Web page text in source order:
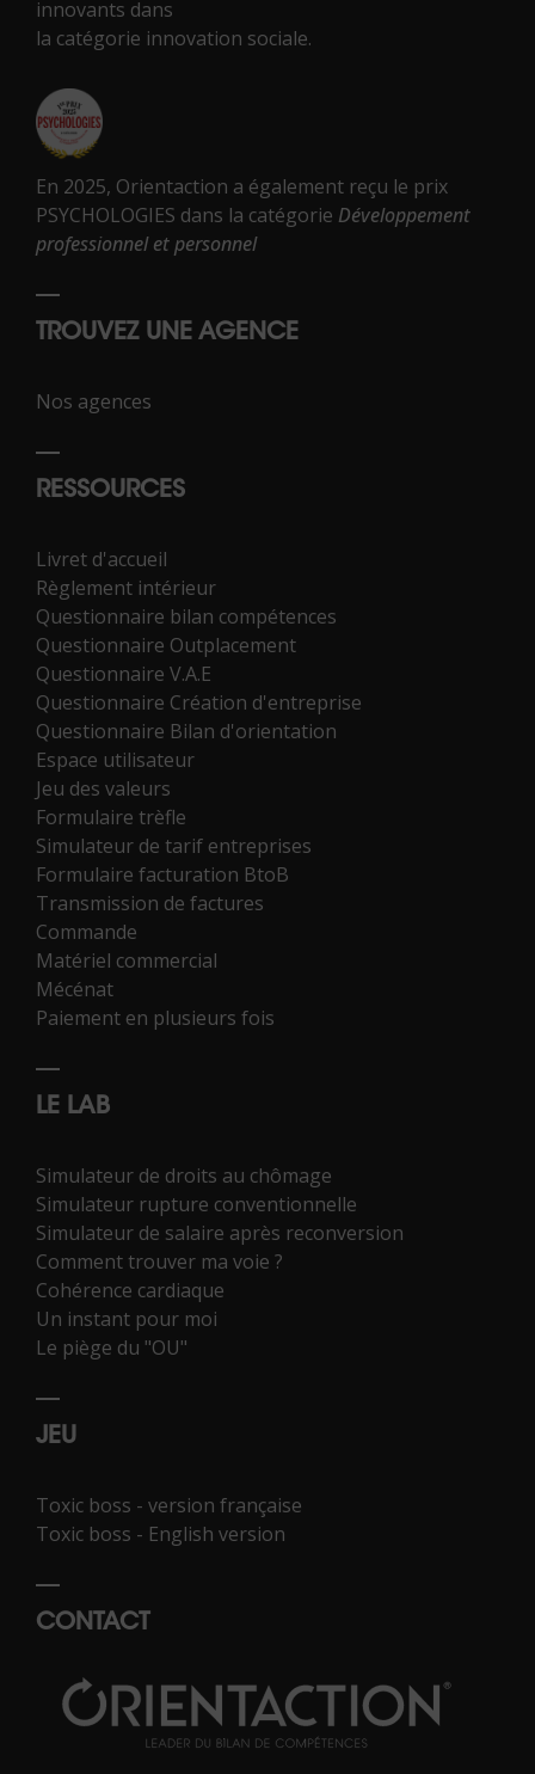
innovants dans
la catégorie innovation sociale.
En 2025, Orientaction a également reçu le prix
PSYCHOLOGIES dans la catégorie Développement
professionnel et personnel
TROUVEZ UNE AGENCE
Nos agences
RESSOURCES
Livret d'accueil
Règlement intérieur
Questionnaire bilan compétences
Questionnaire Outplacement
Questionnaire V.A.E
Questionnaire Création d'entreprise
Questionnaire Bilan d'orientation
Espace utilisateur
Jeu des valeurs
Formulaire trèfle
Simulateur de tarif entreprises
Formulaire facturation BtoB
Transmission de factures
Commande
Matériel commercial
Mécénat
Paiement en plusieurs fois
LE LAB
Simulateur de droits au chômage
Simulateur rupture conventionnelle
Simulateur de salaire après reconversion
Comment trouver ma voie ?
Cohérence cardiaque
Un instant pour moi
Le piège du "OU"
JEU
Toxic boss - version française
Toxic boss - English version
CONTACT